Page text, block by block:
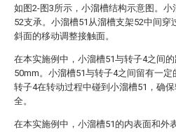
如图2-图3所示，小溜槽结构示意图。小
52支承。小溜槽51从溜槽支架52中间穿
斜面的移动调整接触面。
在本实施例中，小溜槽51与转子4之间
50mm。小溜槽51与转子4之间留有一定
转子4在转动过程中碰到小溜槽51，确
全。
在本实施例中，小溜槽51的内表面和外